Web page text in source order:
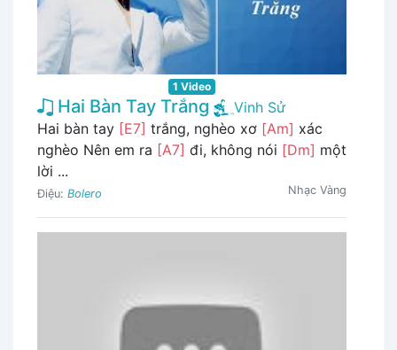
1 Video
Hai Bàn Tay Trắng
Vinh Sử
Hai bàn tay [E7] trắng, nghèo xơ [Am] xác
nghèo Nên em ra [A7] đi, không nói [Dm] một
lời ...
Điệu: Bolero Nhạc Vàng